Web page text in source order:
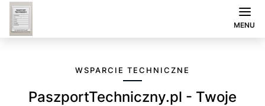
MENU
WSPARCIE TECHNICZNE
PaszportTechniczny.pl - Twoje